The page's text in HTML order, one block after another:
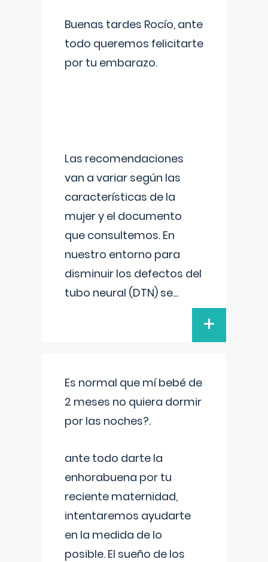
Buenas tardes Rocío, ante
todo queremos felicitarte
por tu embarazo.
Las recomendaciones
van a variar según las
características de la
mujer y el documento
que consultemos. En
nuestro entorno para
disminuir los defectos del
tubo neural (DTN) se...
+
Es normal que mí bebé de
2 meses no quiera dormir
por las noches?.
ante todo darte la
enhorabuena por tu
reciente maternidad,
intentaremos ayudarte
en la medida de lo
posible. El sueño de los